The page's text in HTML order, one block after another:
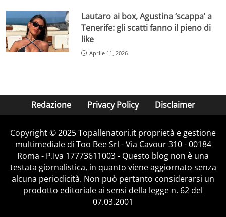
Lautaro ai box, Agustina ‘scappa’ a
Tenerife: gli scatti fanno il pieno di
like
Aprile 11, 2026
Redazione Privacy Policy Disclaimer
Copyright © 2025 Topallenatori.it proprietà e gestione
multimediale di Too Bee Srl - Via Cavour 310 - 00184
Roma - P.Iva 17773611003 - Questo blog non è una
testata giornalistica, in quanto viene aggiornato senza
alcuna periodicità. Non può pertanto considerarsi un
prodotto editoriale ai sensi della legge n. 62 del
07.03.2001